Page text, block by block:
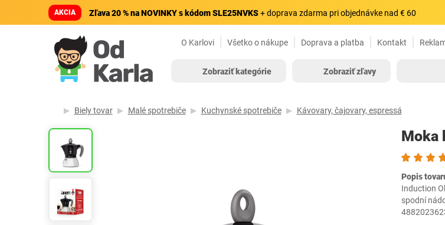
AKCIA Zľava 20 % na NOVINKY s kódom SLE25NVKS+ doprava zdarma pri objednávke nad € 60
O Karlovi Všetko o nákupe Doprava a platba Kontakt
Zobraziť kategórie Zobraziť zľavy
Biely tovar Malé spotrebiče Kuchynské spotrebiče Kávovary, čajovary, espressá
Moka
Popis
Induction
spodní